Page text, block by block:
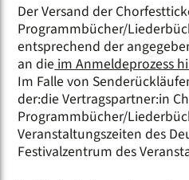
Der Versand der
Programmbücher/
entsprechend der
an die im Anmeldeprozess
Im Falle von
der:die Vertragspartner:in
Programmbücher/
Veranstaltungszeiten des
Festivalzentrum des